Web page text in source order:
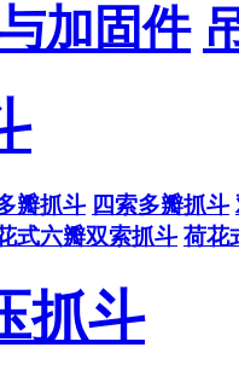
加固件
瓣抓斗 四索多瓣抓斗
式六瓣双索抓斗 荷花
抓斗